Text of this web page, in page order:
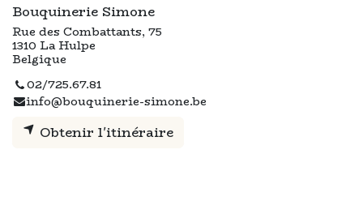
Bouquinerie Simone
Rue des Combattants, 75
1310 La Hulpe
Belgique
02/725.67.81
info@bouquinerie-simone.be
Obtenir l'itinéraire